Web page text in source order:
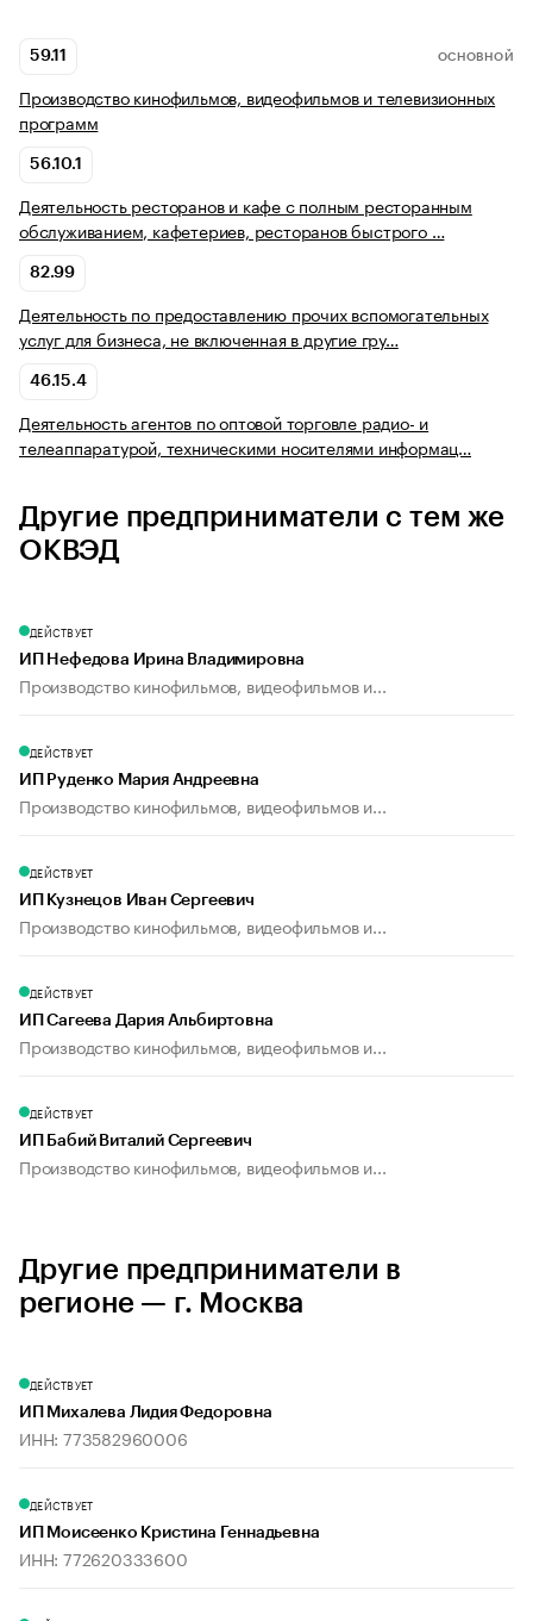
59.11 ОСНОВНОЙ
Производство кинофильмов, видеофильмов и телевизионных
программ
56.10.1
Деятельность ресторанов и кафе с полным ресторанным
обслуживанием, кафетериев, ресторанов быстрого …
82.99
Деятельность по предоставлению прочих вспомогательных
услуг для бизнеса, не включенная в другие гру…
46.15.4
Деятельность агентов по оптовой торговле радио- и
телеаппаратурой, техническими носителями информац…
Другие предприниматели с тем же
ОКВЭД
ДЕЙСТВУЕТ
ИП Нефедова Ирина Владимировна
Производство кинофильмов, видеофильмов и...
ДЕЙСТВУЕТ
ИП Руденко Мария Андреевна
Производство кинофильмов, видеофильмов и...
ДЕЙСТВУЕТ
ИП Кузнецов Иван Сергеевич
Производство кинофильмов, видеофильмов и...
ДЕЙСТВУЕТ
ИП Сагеева Дария Альбиртовна
Производство кинофильмов, видеофильмов и...
ДЕЙСТВУЕТ
ИП Бабий Виталий Сергеевич
Производство кинофильмов, видеофильмов и...
Другие предприниматели в
регионе — г. Москва
ДЕЙСТВУЕТ
ИП Михалева Лидия Федоровна
ИНН: 773582960006
ДЕЙСТВУЕТ
ИП Моисеенко Кристина Геннадьевна
ИНН: 772620333600